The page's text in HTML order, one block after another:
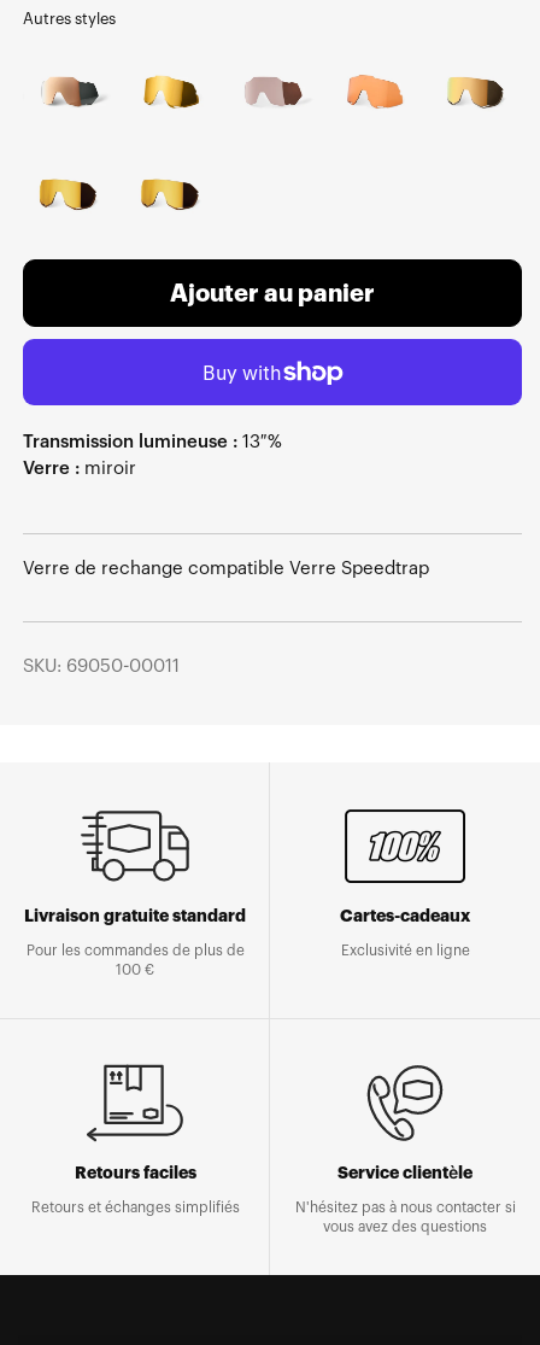
Autres styles
Ajouter au panier
Transmission lumineuse : 13 %
Verre : miroir
Verre de rechange compatible Verre Speedtrap
SKU: 69050-00011
Livraison gratuite standard
Pour les commandes de plus de
100 €
Cartes-cadeaux
Exclusivité en ligne
Retours faciles
Retours et échanges simplifiés
Service clientèle
N'hésitez pas à nous contacter si
vous avez des questions